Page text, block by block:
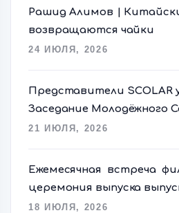
Рашид Алимов |
возвращаются чайки
24 ИЮЛЯ, 2026
Представители SCOLAR
Заседание Молодёжного
21 ИЮЛЯ, 2026
Ежемесячная встреча
церемония выпуска
18 ИЮЛЯ, 2026